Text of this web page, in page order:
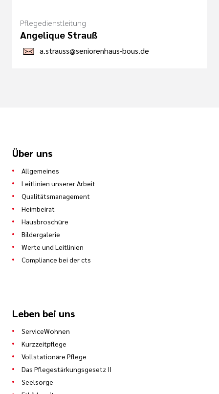
Pflegedienstleitung
Angelique Strauß
a.strauss@seniorenhaus-bous.de
Über uns
Allgemeines
Leitlinien unserer Arbeit
Qualitätsmanagement
Heimbeirat
Hausbroschüre
Bildergalerie
Werte und Leitlinien
Compliance bei der cts
Leben bei uns
ServiceWohnen
Kurzzeitpflege
Vollstationäre Pflege
Das Pflegestärkungsgesetz II
Seelsorge